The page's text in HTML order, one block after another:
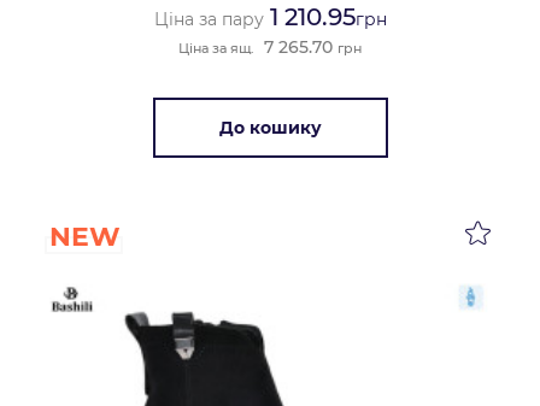
Ціна за пару1 210.95грн
Ціна за ящ. 7 265.70 грн
До кошику
NEW